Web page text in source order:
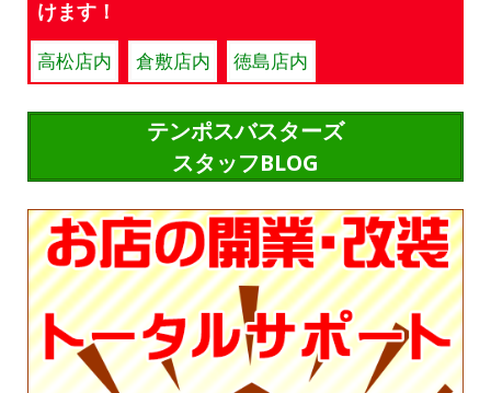
けます！
高松店内 倉敷店内 徳島店内
テンポスバスターズ
スタッフBLOG